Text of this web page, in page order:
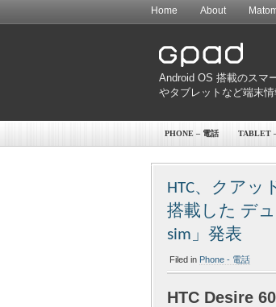
Home About
Android OS 搭載のスマ
やタブレットなど端末
PHONE – 電話 TABLET
HTC、クア
搭載した デュ
sim」発表
Filed in Phone - 電話
HTC Desire